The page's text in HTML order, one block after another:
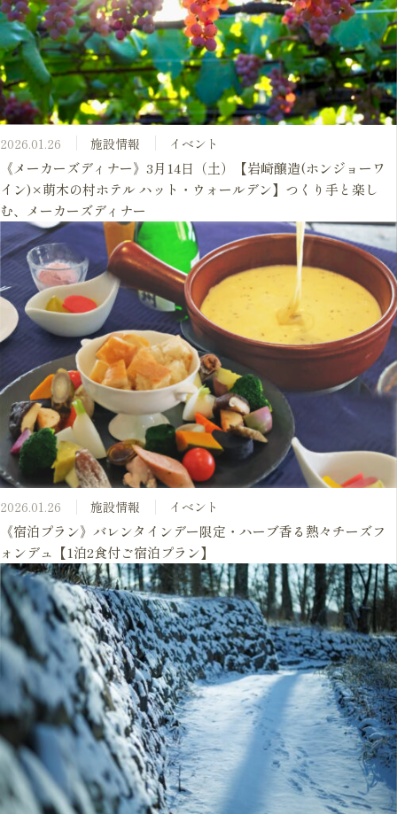
2026.01.26 施設情報 イベント
《メーカーズディナー》3月14日（土）【岩崎醸造(ホンジョーワ
イン)×萌木の村ホテル ハット・ウォールデン】つくり手と楽し
む、メーカーズディナー
2026.01.26 施設情報 イベント
《宿泊プラン》バレンタインデー限定・ハーブ香る熱々チーズフ
ォンデュ【1泊2食付ご宿泊プラン】